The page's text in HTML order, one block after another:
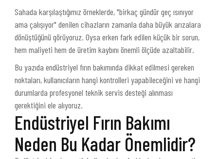
Sahada karşılaştığımız örneklerde, "birkaç gündür geç ısınıyor
ama çalışıyor" denilen cihazların zamanla daha büyük arızalara
dönüştüğünü görüyoruz. Oysa erken fark edilen küçük bir sorun,
hem maliyeti hem de üretim kaybını önemli ölçüde azaltabilir.
Bu yazıda endüstriyel fırın bakımında dikkat edilmesi gereken
noktaları, kullanıcıların hangi kontrolleri yapabileceğini ve hangi
durumlarda profesyonel teknik servis desteği alınması
gerektiğini ele alıyoruz.
Endüstriyel Fırın Bakımı
Neden Bu Kadar Önemlidir?